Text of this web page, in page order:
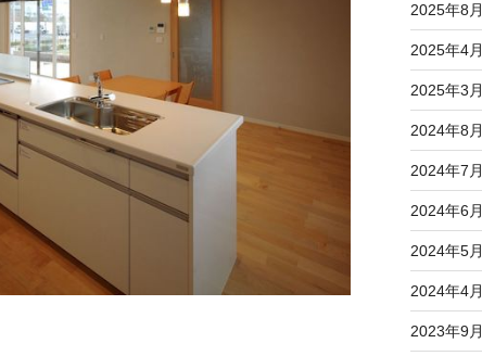
2025年8月
2025年4月
2025年3月
2024年8月
2024年7月
2024年6月
2024年5月
2024年4月
2023年9月